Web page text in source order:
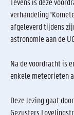
verhandeling
afgeleverd tijdens
astronomie aan de
Na de voordracht is
enkele meteorieten
Deze lezing gaat
Gezusters